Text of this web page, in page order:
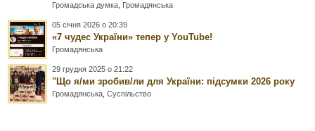
Громадська думка Громадянська
05 січня 2026 о 20:39
«7 чудес України» тепер у YouTube!
Громадянська
29 грудня 2025 о 21:22
"Що я/ми зробив/ли для України: підсумки 2026 року
Громадянська ,Суспільство